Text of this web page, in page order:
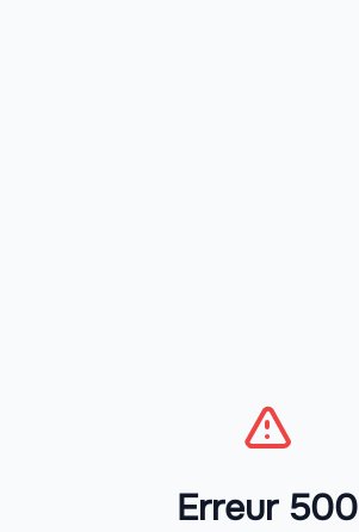
Erreur 500